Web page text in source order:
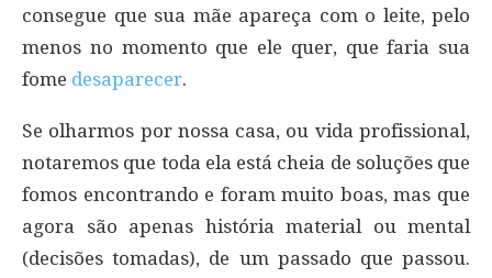
consegue que sua mãe apareça com o leite, pelo
menos no momento que ele quer, que faria sua
fome desaparecer.
Se olharmos por nossa casa, ou vida profissional,
notaremos que toda ela está cheia de soluções que
fomos encontrando e foram muito boas, mas que
agora são apenas história material ou mental
(decisões tomadas), de um passado que passou.